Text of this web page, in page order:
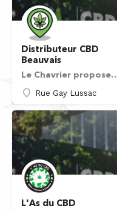
Distributeur CBD
Beauvais
Le Chavrier propose des distributeurs automatiques disponibles
Rue Gay Lussac
L'As du CBD